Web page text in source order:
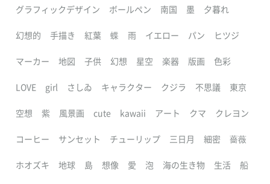
グラフィックデザイン ボールペン 南国 墨 夕暮れ
幻想的 手描き 紅葉 蝶 雨 イエロー パン ヒツジ
マーカー 地図 子供 幻想 星空 楽器 版画 色彩
LOVE girl さしゐ キャラクター クジラ 不思議 東京
空想 紫 風景画 cute kawaii アート クマ クレヨン
コーヒー サンセット チューリップ 三日月 細密 薔薇
ホオズキ 地球 島 想像 愛 泡 海の生き物 生活 船